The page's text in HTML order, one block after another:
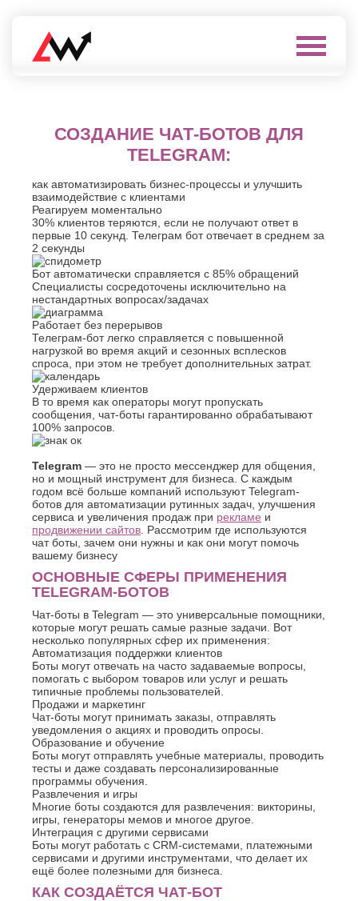
Выберите
город
Анапа
Арзамас
Армавир
Архангельск
Астрахань
Б
Балаково
Балашиха
Батайск
Бахчисарай
Белгород
Березники
Благовещенск
Брянск
В
Новгород
Владикавказ
Владимир
Волгоград
Волгодонск
Волжск
Волжский
Вологда
Воронеж
Г
Геленджик
Грозный
Д
Дербент
Джанкой
Дзержинск
Димитровград
Е
Евпатория
Екатеринбург
Елец
Ессентуки
Ж
Жуковский
Нижневартовск
Нижнекамск
Нижний
Тагил
Новокуйбышевск
Новомосковск
Новороссийск
Новочебоксарск
Новочеркасск
Новошахтинск
Новый
Уренгой
Ноябрьск
О
Обнинск
Одинцово
Октябрьский
Омск
Оренбург
Орехово-
Зуево
Орск
П
Пенза
Первоуральск
Пермь
Петрозаводск
Подольск
Псков
Пушкино
Пятигорск
Р
Ростов-
на-
Дону
Рыбинск
Рязань
С
Салават
Самара
Санкт-
Петербург
Саранск
СОЗДАНИЕ ЧАТ-БОТОВ ДЛЯ
TELEGRAM:
как автоматизировать бизнес-процессы и улучшить
взаимодействие с клиентами
Реагируем моментально
30% клиентов теряются, если не получают ответ в
первые 10 секунд. Телеграм бот отвечает в среднем за
2 секунды
Бот автоматически справляется с 85% обращений
Специалисты сосредоточены исключительно на
нестандартных вопросах/задачах
Работает без перерывов
Телеграм-бот легко справляется с повышенной
нагрузкой во время акций и сезонных всплесков
спроса, при этом не требует дополнительных затрат.
Удерживаем клиентов
В то время как операторы могут пропускать
сообщения, чат-боты гарантированно обрабатывают
100% запросов.
Telegram — это не просто мессенджер для общения,
но и мощный инструмент для бизнеса. С каждым
годом всё больше компаний используют Telegram-
ботов для автоматизации рутинных задач, улучшения
сервиса и увеличения продаж при рекламе и
продвижении сайтов . Рассмотрим где используются
чат боты, зачем они нужны и как они могут помочь
вашему бизнесу
ОСНОВНЫЕ СФЕРЫ ПРИМЕНЕНИЯ
TELEGRAM-БОТОВ
Чат-боты в Telegram — это универсальные помощники,
которые могут решать самые разные задачи. Вот
несколько популярных сфер их применения:
Автоматизация поддержки клиентов
Боты могут отвечать на часто задаваемые вопросы,
помогать с выбором товаров или услуг и решать
типичные проблемы пользователей.
Продажи и маркетинг
Чат-боты могут принимать заказы, отправлять
уведомления о акциях и проводить опросы.
Образование и обучение
Боты могут отправлять учебные материалы, проводить
тесты и даже создавать персонализированные
программы обучения.
Развлечения и игры
Многие боты создаются для развлечения: викторины,
игры, генераторы мемов и многое другое.
Интеграция с другими сервисами
Боты могут работать с CRM-системами, платежными
сервисами и другими инструментами, что делает их
ещё более полезными для бизнеса.
КАК СОЗДАЁТСЯ ЧАТ-БОТ